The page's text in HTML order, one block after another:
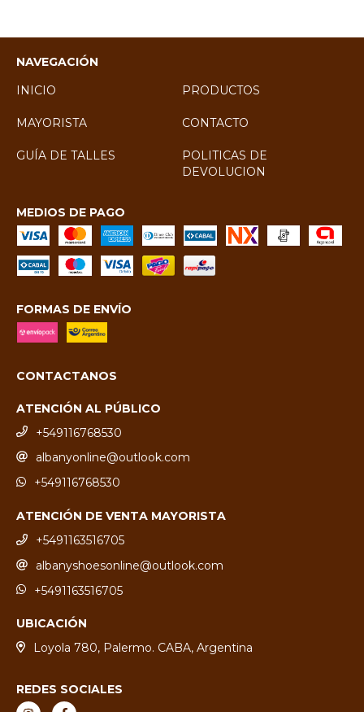
NAVEGACIÓN
INICIO
PRODUCTOS
MAYORISTA CONTACTO
GUÍA DE TALLES
POLITICAS DE
DEVOLUCION
MEDIOS DE PAGO
FORMAS DE ENVÍO
CONTACTANOS
ATENCIÓN AL PÚBLICO
+549116768530
albanyonline@outlook.com
+549116768530
ATENCIÓN DE VENTA MAYORISTA
+5491163516705
albanyshoesonline@outlook.com
+5491163516705
UBICACIÓN
Loyola 780, Palermo. CABA, Argentina
REDES SOCIALES